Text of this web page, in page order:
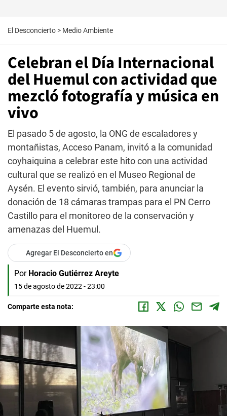
El Desconcierto > Medio Ambiente
Celebran el Día Internacional
del Huemul con actividad que
mezcló fotografía y música en
vivo
El pasado 5 de agosto, la ONG de escaladores y
montañistas, Acceso Panam, invitó a la comunidad
coyhaiquina a celebrar este hito con una actividad
cultural que se realizó en el Museo Regional de
Aysén. El evento sirvió, también, para anunciar la
donación de 18 cámaras trampas para el PN Cerro
Castillo para el monitoreo de la conservación y
amenazas del Huemul.
Agregar El Desconcierto en
Por Horacio Gutiérrez Areyte
15 de agosto de 2022 - 23:00
Comparte esta nota: